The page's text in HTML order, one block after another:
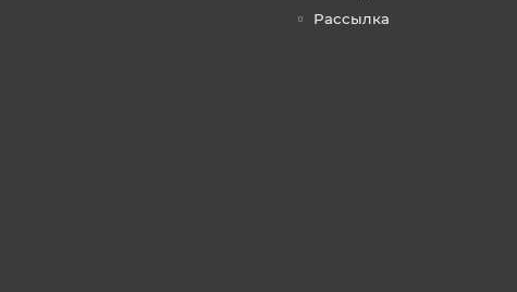
Рассылка